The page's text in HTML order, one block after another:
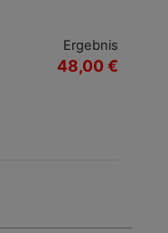
Ergebnis
48,00 €